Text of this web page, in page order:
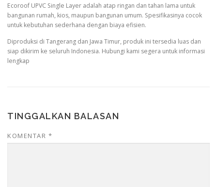
Ecoroof UPVC Single Layer adalah atap ringan dan tahan lama untuk
bangunan rumah, kios, maupun bangunan umum. Spesifikasinya cocok
untuk kebutuhan sederhana dengan biaya efisien.
Diproduksi di Tangerang dan Jawa Timur, produk ini tersedia luas dan
siap dikirim ke seluruh Indonesia. Hubungi kami segera untuk informasi
lengkap
TINGGALKAN BALASAN
KOMENTAR *